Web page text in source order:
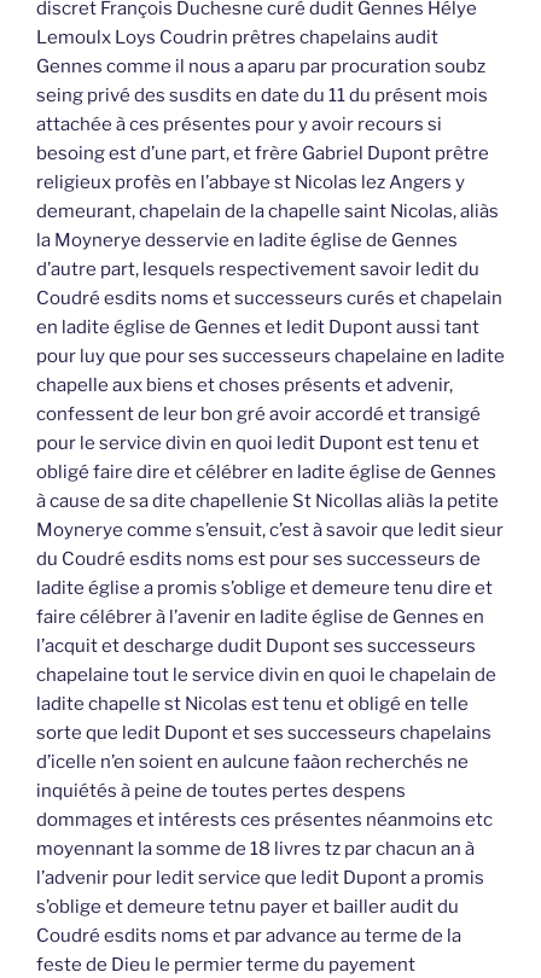
discret François Duchesne curé dudit Gennes Hélye
Lemoulx Loys Coudrin prêtres chapelains audit
Gennes comme il nous a aparu par procuration soubz
seing privé des susdits en date du 11 du présent mois
attachée à ces présentes pour y avoir recours si
besoing est d’une part, et frère Gabriel Dupont prêtre
religieux profès en l’abbaye st Nicolas lez Angers y
demeurant, chapelain de la chapelle saint Nicolas, aliàs
la Moynerye desservie en ladite église de Gennes
d’autre part, lesquels respectivement savoir ledit du
Coudré esdits noms et successeurs curés et chapelain
en ladite église de Gennes et ledit Dupont aussi tant
pour luy que pour ses successeurs chapelaine en ladite
chapelle aux biens et choses présents et advenir,
confessent de leur bon gré avoir accordé et transigé
pour le service divin en quoi ledit Dupont est tenu et
obligé faire dire et célébrer en ladite église de Gennes
à cause de sa dite chapellenie St Nicollas aliàs la petite
Moynerye comme s’ensuit, c’est à savoir que ledit sieur
du Coudré esdits noms est pour ses successeurs de
ladite église a promis s’oblige et demeure tenu dire et
faire célébrer à l’avenir en ladite église de Gennes en
l’acquit et descharge dudit Dupont ses successeurs
chapelaine tout le service divin en quoi le chapelain de
ladite chapelle st Nicolas est tenu et obligé en telle
sorte que ledit Dupont et ses successeurs chapelains
d’icelle n’en soient en aulcune faàon recherchés ne
inquiétés à peine de toutes pertes despens
dommages et intérests ces présentes néanmoins etc
moyennant la somme de 18 livres tz par chacun an à
l’advenir pour ledit service que ledit Dupont a promis
s’oblige et demeure tetnu payer et bailler audit du
Coudré esdits noms et par advance au terme de la
feste de Dieu le permier terme du payement